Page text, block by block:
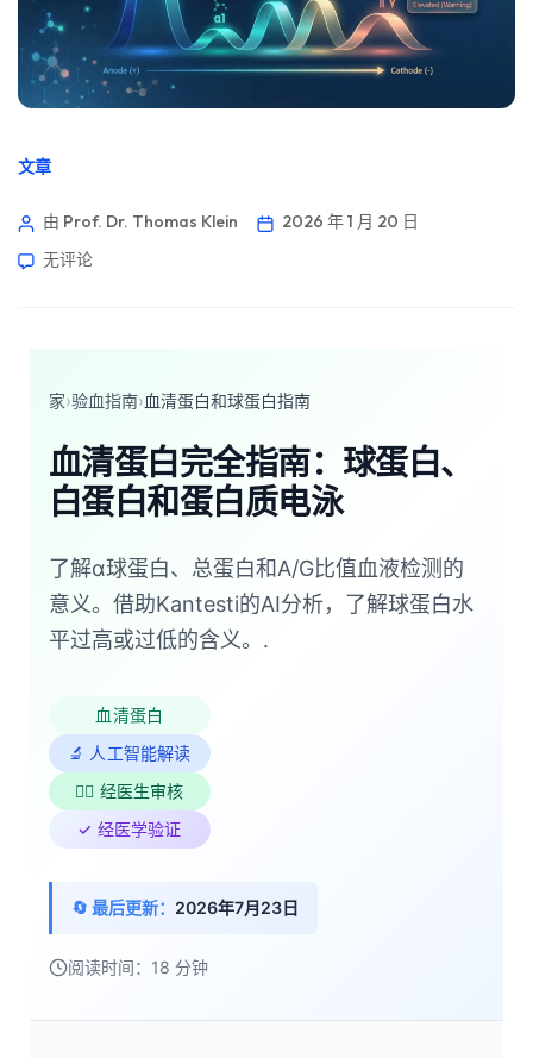
文章
由 Prof. Dr. Thomas Klein
2026 年 1 月 20 日
无评论
家›验血指南›血清蛋白和球蛋白指南
血清蛋白完全指南：球蛋白、
白蛋白和蛋白质电泳
了解α球蛋白、总蛋白和A/G比值血液检测的
意义。借助Kantesti的AI分析，了解球蛋白水
平过高或过低的含义。.
血清蛋白
🔬 人工智能解读
👨‍⚕️ 经医生审核
✓ 经医学验证
🔄 最后更新： 2026年7月23日
阅读时间：18 分钟